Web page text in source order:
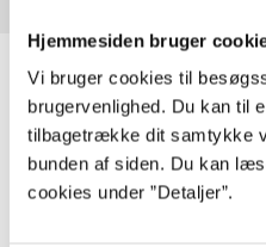
Hjemmesiden bruger
Vi bruger cookies til
brugervenlighed. Du kan til
tilbagetrække dit samtykke
bunden af siden. Du kan
cookies under ”Detaljer”.
Artikler
Alle registrerede artikler